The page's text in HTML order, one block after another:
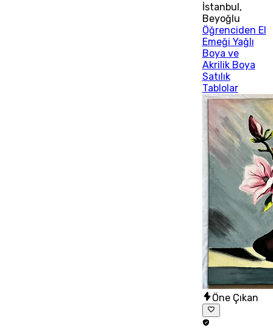
İstanbul,
Beyoğlu
Öğrenciden El
Emeği Yağlı
Boya ve
Akrilik Boya
Satılık
Tablolar
Öne Çıkan